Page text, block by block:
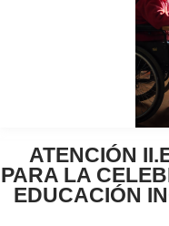
ATENCIÓN
PARA LA
EDUCACIÓN